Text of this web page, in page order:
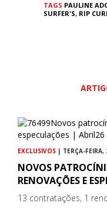
TAGS PAULINE
SURFER'S, RIP
EXCLUSIVOS | TERÇA-FEIRA,
NOVOS
RENOVAÇÕES E
13 contratações, 1